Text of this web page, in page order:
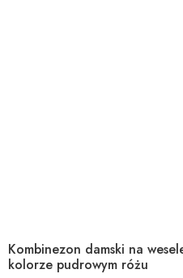
Kombinezon damski na
kolorze pudrowym różu